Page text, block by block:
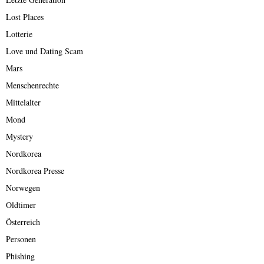
Lost Places
Lotterie
Love und Dating Scam
Mars
Menschenrechte
Mittelalter
Mond
Mystery
Nordkorea
Nordkorea Presse
Norwegen
Oldtimer
Österreich
Personen
Phishing